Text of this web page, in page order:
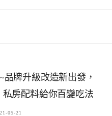
牌升級改造新出發，
房配料給你百變吃法
05-21